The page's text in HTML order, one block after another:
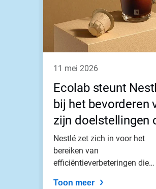
11 mei 2026
Ecolab steunt
bij het bevorderen
zijn doelstellingen
het gebied van groei,
efficiëntie en impact
Nestlé zet zich in voor het
bereiken van
efficiëntieverbeteringen die
Toon meer